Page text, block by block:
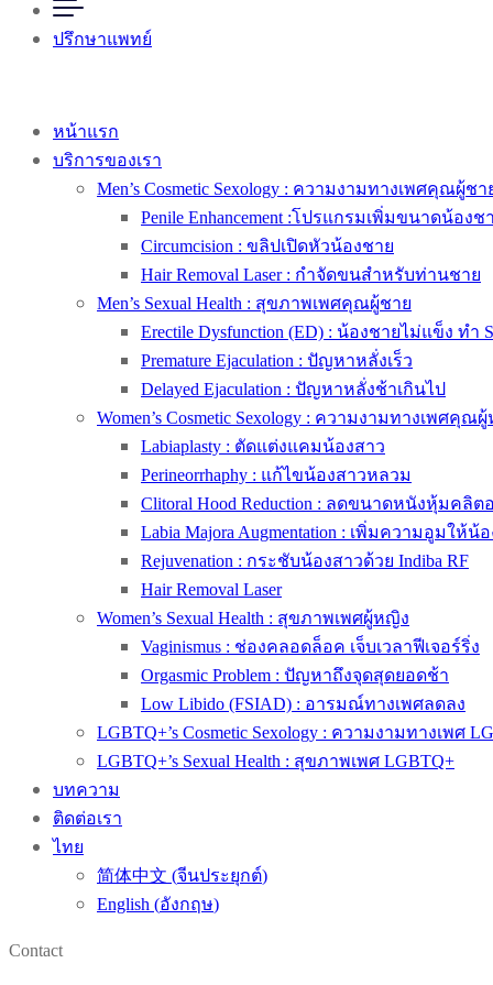
ปรึกษาแพทย์
หน้าแรก
บริการของเรา
Men’s Cosmetic Sexology : ความงามทางเพศคุณผู้ชา
Penile Enhancement :โปรแกรมเพิ่มขนาดน้องช
Circumcision : ขลิปเปิดหัวน้องชาย
Hair Removal Laser : กำจัดขนสำหรับท่านชาย
Men’s Sexual Health : สุขภาพเพศคุณผู้ชาย
Erectile Dysfunction (ED) : น้องชายไม่แข็ง ทำ
Premature Ejaculation : ปัญหาหลั่งเร็ว
Delayed Ejaculation : ปัญหาหลั่งช้าเกินไป
Women’s Cosmetic Sexology : ความงามทางเพศคุณ
Labiaplasty : ตัดแต่งแคมน้องสาว
Perineorrhaphy : แก้ไขน้องสาวหลวม
Clitoral Hood Reduction : ลดขนาดหนังหุ้มคลิ
Labia Majora Augmentation : เพิ่มความอูมให้น้
Rejuvenation : กระชับน้องสาวด้วย Indiba RF
Hair Removal Laser
Women’s Sexual Health : สุขภาพเพศผู้หญิง
Vaginismus : ช่องคลอดล็อค เจ็บเวลาฟีเจอร์ริ่ง
Orgasmic Problem : ปัญหาถึงจุดสุดยอดช้า
Low Libido (FSIAD) : อารมณ์ทางเพศลดลง
LGBTQ+’s Cosmetic Sexology : ความงามทางเพศ
LGBTQ+’s Sexual Health : สุขภาพเพศ LGBTQ+
บทความ
ติดต่อเรา
ไทย
简体中文 (จีนประยุกต์)
English (อังกฤษ)
Contact